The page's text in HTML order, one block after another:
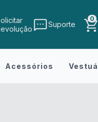
Suporte
0
Acessórios